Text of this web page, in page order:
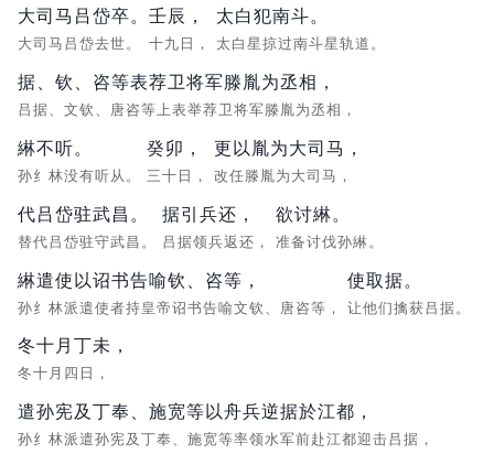
大司马吕岱卒。
大司马吕岱去世。
壬辰，
十九日，
太白犯南斗。
太白星掠过南斗星轨道。
据、钦、咨等表荐卫将军滕胤为丞相，
吕据、文钦、唐咨等上表举荐卫将军滕胤为丞相，
綝不听。
孙纟林没有听从。
癸卯，
三十日，
更以胤为大司马，
改任滕胤为大司马，
代吕岱驻武昌。
替代吕岱驻守武昌。
据引兵还，
吕据领兵返还，
欲讨綝。
准备讨伐孙綝。
綝遣使以诏书告喻钦、咨等，
孙纟林派遣使者持皇帝诏书告喻文钦、唐咨等，
使取据。
让他们擒获吕据。
冬十月丁未，
冬十月四日，
遣孙宪及丁奉、施宽等以舟兵逆据於江都，
孙纟林派遣孙宪及丁奉、施宽等率领水军前赴江都迎击吕据，